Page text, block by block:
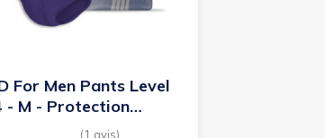
For Men Pants Level
- M - Protection
urinaire homme